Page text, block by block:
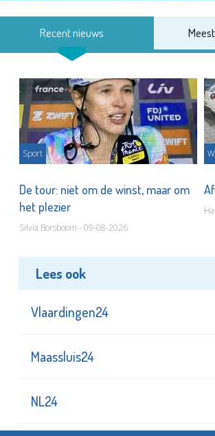
Recent nieuws
Sport
De tour: niet om de winst, maar om
het plezier
Silvia Borsboom - 09-08-2026
Lees ook
Vlaardingen24
Maassluis24
NL24